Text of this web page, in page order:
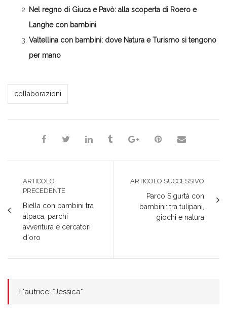
finestra)nuova
finestra)
nuova
finestra)
nuova
finestra)
Nel regno di Giuca e Pavò: alla scoperta di Roero e
Langhe con bambini
Valtellina con bambini: dove Natura e Turismo si tengono
per mano
*Jessica*
collaborazioni
ARTICOLO
PRECEDENTE
Biella con bambini tra
alpaca, parchi
avventura e cercatori
d'oro
ARTICOLO SUCCESSIVO
Parco Sigurtà con
bambini: tra tulipani,
giochi e natura
L'autrice: *Jessica*